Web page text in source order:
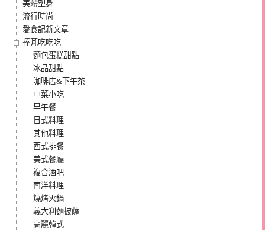
美體塑身
流行時尚
愛食記新文章
捧芃吃吃吃
麵包蛋糕甜點
冰品甜點
咖啡店&下午茶
中菜小吃
早午餐
日式料理
其他料理
西式排餐
美式餐廳
複合酒吧
南洋料理
燒烤火鍋
義大利麵披薩
高麗韓式